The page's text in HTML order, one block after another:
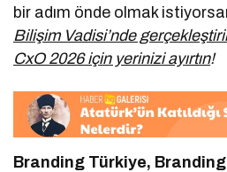
bir adım önde olmak
Bilişim Vadisi’nde
CxO 2026 için yerinizi ayırtın!
Branding Türkiye,